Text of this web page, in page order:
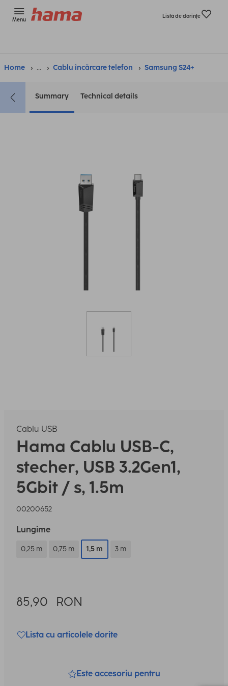
Menu
Listă de dorinţe
Home ... Cablu încărcare telefon Samsung S24+
Summary Technical details
Cablu USB
Hama Cablu USB-C,
stecher, USB 3.2Gen1,
5Gbit / s, 1.5m
00200652
Lungime
0,25 m 0,75 m 1,5 m 3 m
85,90 RON
Lista cu articolele dorite
Este accesoriu pentru